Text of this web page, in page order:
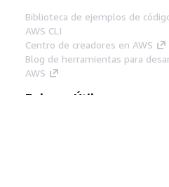
Biblioteca de ejemplos de
AWS CLI
Centro de creadores en AWS
Blog de herramientas para
AWS
Enlaces Útiles